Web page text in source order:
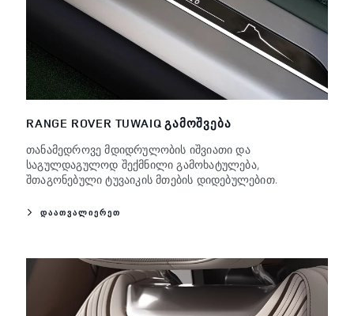
RANGE ROVER TUWAIQ ᲒᲐᲛᲝᲨᲕᲔᲑᲐ
თანამედროვე მდიდრულობის იშვიათი და
საგულდაგულოდ შექმნილი გამოხატულება,
შთაგონებული ტუვაიკის მთების დიდებულებით.
ᲓᲐᲐᲗᲕᲐᲚᲘᲔᲠᲔᲗ